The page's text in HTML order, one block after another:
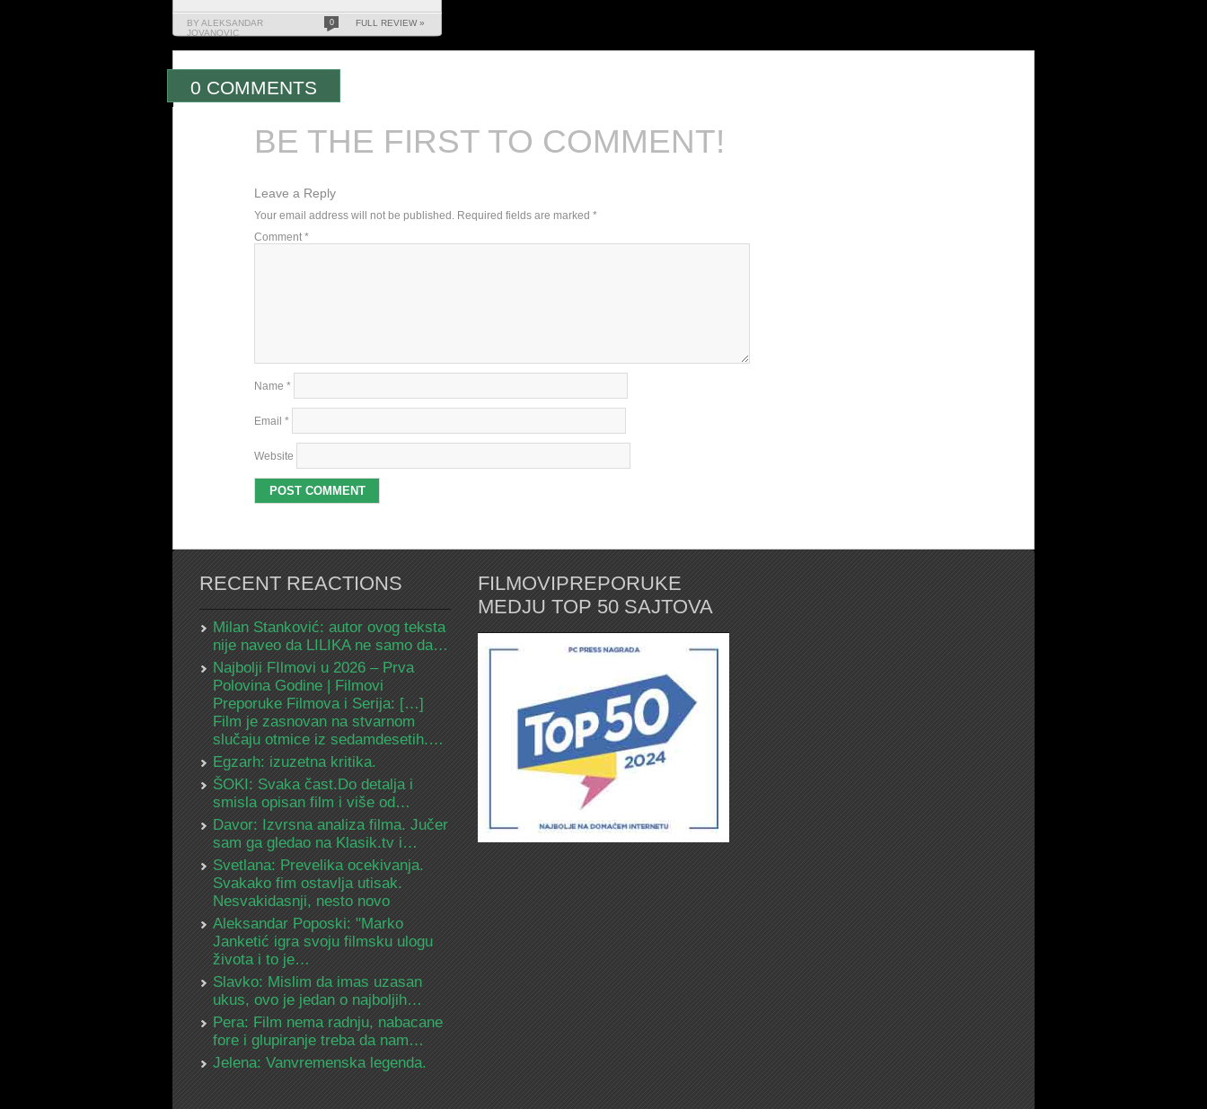
BY ALEKSANDAR
JOVANOVIC
0 FULL REVIEW »
0 COMMENTS
BE THE FIRST TO COMMENT!
Leave a Reply
Your email address will not be published. Required fields are marked *
Comment *
Name *
Email *
Website
RECENT REACTIONS
Milan Stanković: autor ovog teksta
nije naveo da LILIKA ne samo da…
Najbolji FIlmovi u 2026 – Prva
Polovina Godine | Filmovi
Preporuke Filmova i Serija: […]
Film je zasnovan na stvarnom
slučaju otmice iz sedamdesetih.…
Egzarh: izuzetna kritika.
ŠOKI: Svaka čast.Do detalja i
smisla opisan film i više od…
Davor: Izvrsna analiza filma. Jučer
sam ga gledao na Klasik.tv i…
Svetlana: Prevelika ocekivanja.
Svakako fim ostavlja utisak.
Nesvakidasnji, nesto novo
Aleksandar Poposki: "Marko
Janketić igra svoju filmsku ulogu
života i to je…
Slavko: Mislim da imas uzasan
ukus, ovo je jedan o najboljih…
Pera: Film nema radnju, nabacane
fore i glupiranje treba da nam…
Jelena: Vanvremenska legenda.
FILMOVIPREPORUKE
MEDJU TOP 50 SAJTOVA